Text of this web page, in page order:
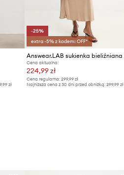
zł
-25%
extra -5% z kodem: OFF*
Cena aktualna:
224,99 zł
Cena regularna: 299,99 zł
Najniższa cena z 30 dni przed obniżką: 299,99 zł